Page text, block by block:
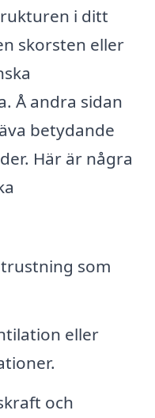
i ditt
skorsten eller
Å andra sidan
betydande
Här är några
som
eller
och